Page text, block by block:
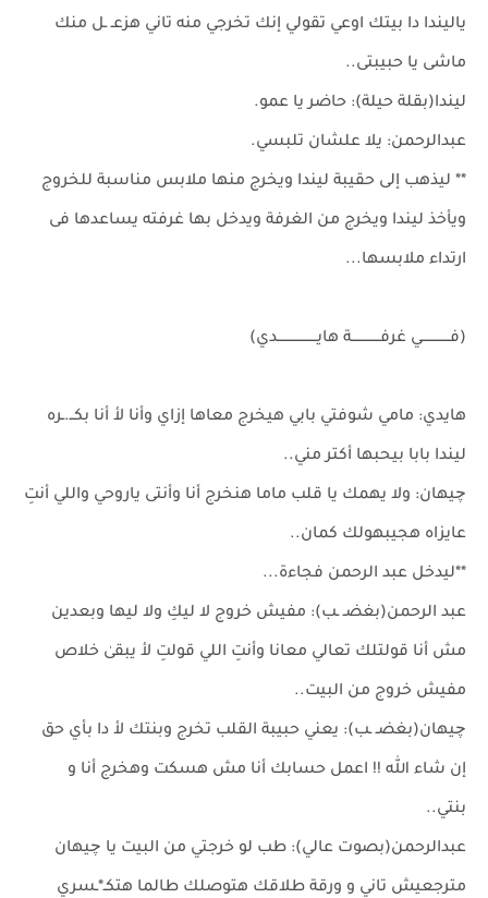
ياليندا دا بيتك اوعي تقولي إنك تخرجي منه تاني هزعـ ـل منك
ماشى يا حبيبتى..
ليندا(بقلة حيلة): حاضر يا عمو.
عبدالرحمن: يلا علشان تلبسي.
** ليذهب إلى حقيبة ليندا ويخرج منها ملابس مناسبة للخروج
ويأخذ ليندا ويخرج من الغرفة ويدخل بها غرفته يساعدها فى
ارتداء ملابسها...
(فـــــــــــــي غرفـــــــــــــة هايــــــــــــــــــدي)
هايدي: مامي شوفتي بابي هيخرج معاها إزاي وأنا لأ أنا بكــ.ـره
ليندا بابا بيحبها أكتر مني..
چيهان: ولا يهمك يا قلب ماما هنخرج أنا وأنتى ياروحي واللي أنتِ
عايزاه هجيبهولك كمان..
**ليدخل عبد الرحمن فجاءة...
عبد الرحمن(بغضـ ـب): مفيش خروج لا ليكِ ولا ليها وبعدين
مش أنا قولتلك تعالي معانا وأنتِ اللي قولتِ لأ يبقىٰ خلاص
مفيش خروج من البيت..
چيهان(بغضـ ـب): يعني حبيبة القلب تخرج وبنتك لأ دا بأي حق
إن شاء الله !! اعمل حسابك أنا مش هسكت وهخرج أنا و
بنتي..
عبدالرحمن(بصوت عالي): طب لو خرجتي من البيت يا چيهان
مترجعيش تاني و ورقة طلاقك هتوصلك طالما هتكـ*ـسري